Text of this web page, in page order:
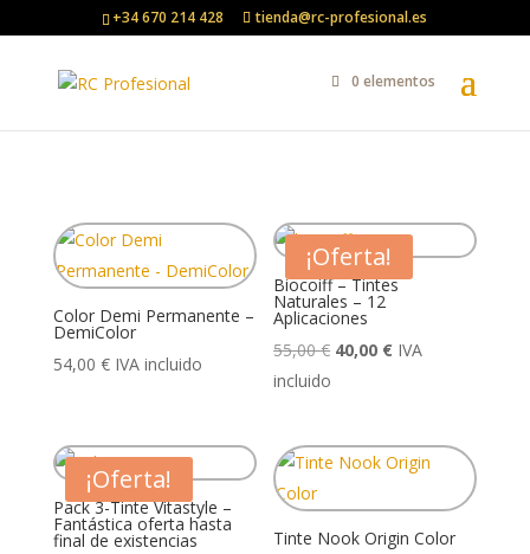
+34 670 214 428 tienda@rc-profesional.es
0 elementos
Color Demi Permanente –
DemiColor
54,00 € IVA incluido
¡Oferta!
Biocoiff – Tintes
Naturales – 12
Aplicaciones
55,00€ El
era:
55,00 €.
40,00 €El
es:
40,00 €.
IVA
incluido
¡Oferta!
Pack 3-Tinte Vitastyle –
Fantástica oferta hasta
final de existencias
Tinte Nook Origin Color